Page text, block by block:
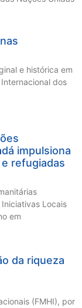
e histórica em
dos
impulsiona
refugiadas
Locais
em
da riqueza
(FMHI), por